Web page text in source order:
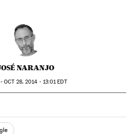
NARANJO
-OCT28, 2014 - 13:01EDT
Twitter
Redes Sociales